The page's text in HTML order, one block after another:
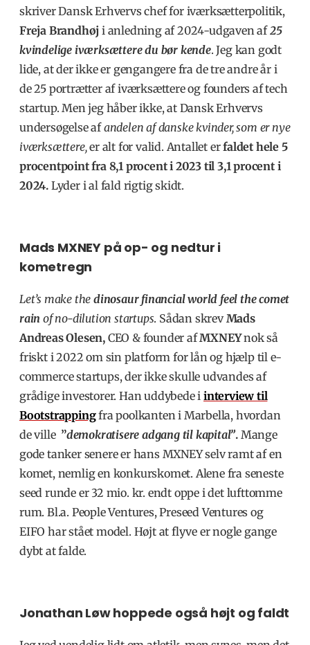
skriver Dansk Erhvervs chef for iværksætterpolitik,
Freja Brandhøj i anledning af 2024-udgaven af25
kvindelige iværksættere du bør kende. Jeg kan godt
lide, at der ikke er gengangere fra de tre andre år i
de 25 portrætter af iværksættere og founders af tech
startup. Men jeg håber ikke, at Dansk Erhvervs
undersøgelse afandelen af danske kvinder, som er nye
iværksættere,er alt for valid. Antallet erfaldet hele 5
procentpoint fra 8,1 procent i 2023 til 3,1 procent i
2024. Lyder i al fald rigtig skidt.
Mads MXNEY på op- og nedtur i
kometregn
Let’s make the dinosaur financial world feel the comet
rain of no-dilution startups. Sådan skrevMads
Andreas Olesen, CEO & founder afMXNEYnok så
friskt i 2022 om sin platform for lån og hjælp til e-
commerce startups, der ikke skulle udvandes af
grådige investorer. Han uddybede iinterview til
Bootstrappingfra poolkanten i Marbella, hvordan
de ville ”demokratisere adgang til kapital”. Mange
gode tanker senere er hans MXNEY selv ramt af en
komet, nemlig en konkurskomet. Alene fra seneste
seed runde er 32 mio. kr. endt oppe i det lufttomme
rum. Bl.a. People Ventures, Preseed Ventures og
EIFO har stået model. Højt at flyve er nogle gange
dybt at falde.
Jonathan Løw hoppede også højt og faldt